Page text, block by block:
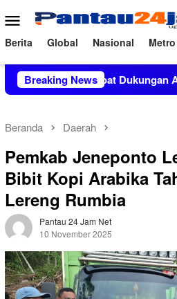
ke
konten
Menu
Mobile
Berita Global Nasional Metro
Breaking News
Dukungan Aktivis Sulsel
Beranda Daerah
Pemkab Jeneponto
Bibit Kopi Arabika
Lereng Rumbia
Pantau 24 Jam Net
10 November 2025